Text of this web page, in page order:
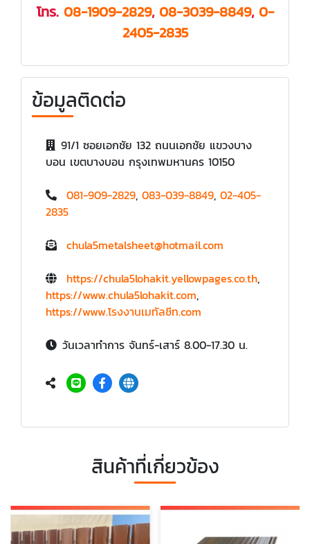
โทร. 08-1909-2829, 08-3039-8849, 0-
2405-2835
ข้อมูลติดต่อ
91/1 ซอยเอกชัย 132 ถนนเอกชัย แขวงบาง
บอน เขตบางบอน กรุงเทพมหานคร 10150
081-909-2829, 083-039-8849, 02-405-
2835
chula5metalsheet@hotmail.com
https://chula5lohakit.yellowpages.co.th,
https://www.chula5lohakit.com,
https://www.โรงงานเมทัลชีท.com
วันเวลาทำการ จันทร์-เสาร์ 8.00-17.30 น.
สินค้าที่เกี่ยวข้อง